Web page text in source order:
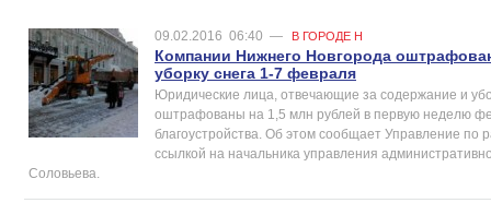
09.02.2016 06:40 — В ГОРОДЕ Н
Компании Нижнего Новгорода
уборку снега 1-7 февраля
Юридические лица, отвечающие за содержание и
оштрафованы на 1,5 млн рублей в первую неделю
благоустройства. Об этом сообщает Управление по
ссылкой на начальника управления
Соловьева.